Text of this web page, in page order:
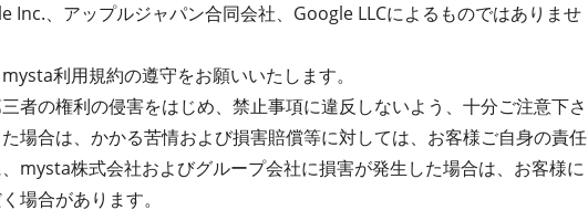
Inc.、アップルジャパン合同会社、Google LLCによるものではありませ
利用規約の遵守をお願いいたします。
者の権利の侵害をはじめ、禁止事項に違反しないよう、十分ご注意下さ
場合は、かかる苦情および損害賠償等に対しては、お客様ご自身の責任
mysta株式会社およびグループ会社に損害が発生した場合は、お客様に
場合があります。